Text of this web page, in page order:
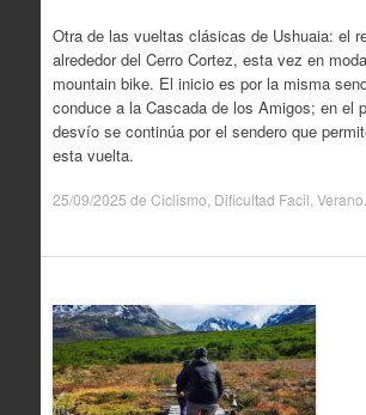
Otra de las vueltas clásicas de Ushuaia: el
alrededor del Cerro Cortez, esta vez en
mountain bike. El inicio es por la misma
conduce a la Cascada de los Amigos; en el
desvío se continúa por el sendero que
esta vuelta.
25/09/2025 de Ciclismo Dificultad Facil Verano